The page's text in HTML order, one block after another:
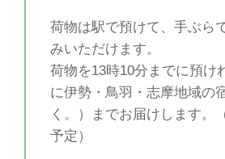
荷物は駅で預けて、手ぶら
みいただけます。
荷物を13時10分までに預け
に伊勢・鳥羽・志摩地域の
く。）までお届けします。
予定）